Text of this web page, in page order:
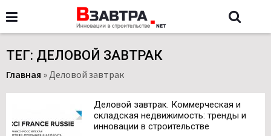
ТЕГ: ДЕЛОВОЙ ЗАВТРАК
Главная »Деловой завтрак
Деловой завтрак. Коммерческая и
складская недвижимость: тренды и
инновации в строительстве